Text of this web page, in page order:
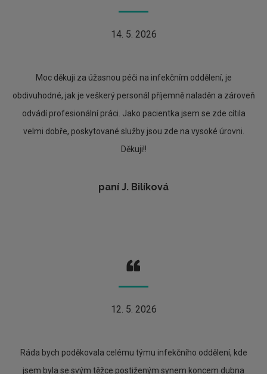
14. 5. 2026
Moc děkuji za úžasnou péči na infekčním oddělení, je
obdivuhodné, jak je veškerý personál příjemně naladěn a zároveň
odvádí profesionální práci. Jako pacientka jsem se zde cítila
velmi dobře, poskytované služby jsou zde na vysoké úrovni.
Děkuji!!
paní J. Bilíková
12. 5. 2026
Ráda bych poděkovala celému týmu infekčního oddělení, kde
jsem byla se svým těžce postiženým synem koncem dubna